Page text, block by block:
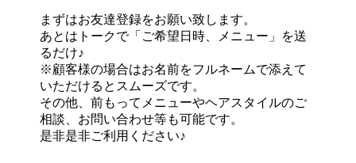
まずはお友達登録をお願い致します。
あとはトークで「ご希望日時、メニュー」を送
るだけ♪
※顧客様の場合はお名前をフルネームで添えて
いただけるとスムーズです。
その他、前もってメニューやヘアスタイルのご
相談、お問い合わせ等も可能です。
是非是非ご利用ください♪